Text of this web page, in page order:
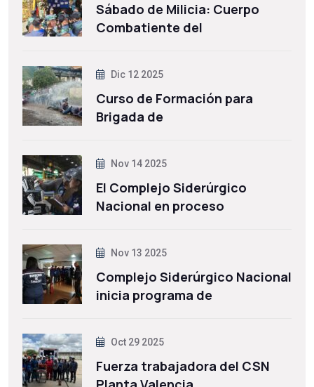
Sábado de Milicia: Cuerpo
Combatiente del
Dic 12 2025
Curso de Formación para
Brigada de
Nov 14 2025
El Complejo Siderúrgico
Nacional en proceso
Nov 13 2025
Complejo Siderúrgico Nacional
inicia programa de
Oct 29 2025
Fuerza trabajadora del CSN